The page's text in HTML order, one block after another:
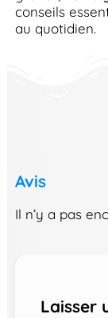
conseils
au quotidien.
Avis
Il n’y a pas
Laisser